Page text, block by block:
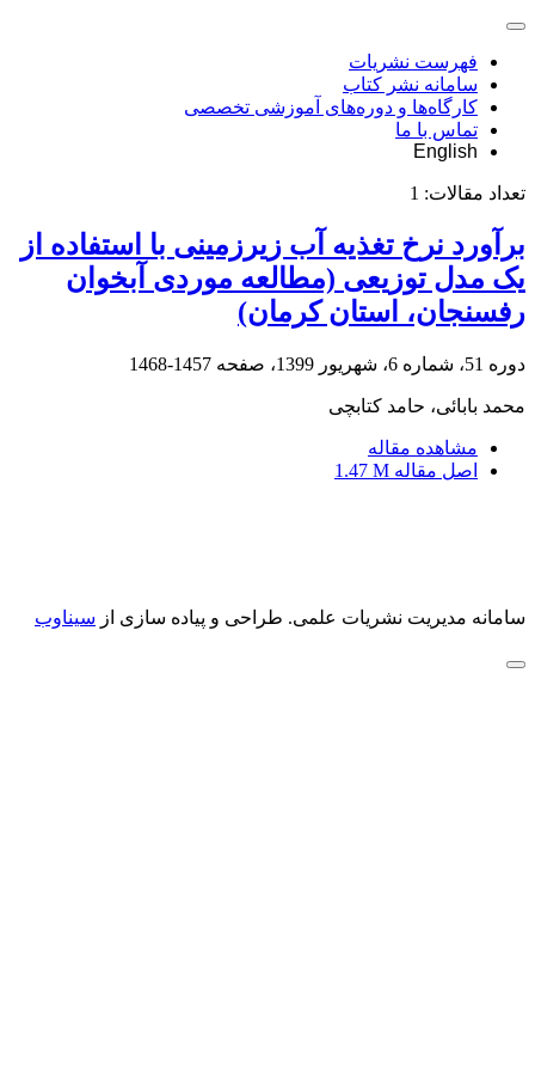
فهرست نشریات
سامانه نشر کتاب
کارگاه‌ها و دوره‌های آموزشی تخصصی
تماس با ما
English
تعداد مقالات: 1
برآورد نرخ تغذیه آب زیرزمینی با استفاده از
یک مدل توزیعی (مطالعه موردی آبخوان
رفسنجان، استان کرمان)
دوره 51، شماره 6، شهریور 1399، صفحه 1457-1468
محمد بابائی، حامد کتابچی
مشاهده مقاله
اصل مقاله 1.47 M
سامانه مدیریت نشریات علمی. طراحی و پیاده سازی از سیناوب